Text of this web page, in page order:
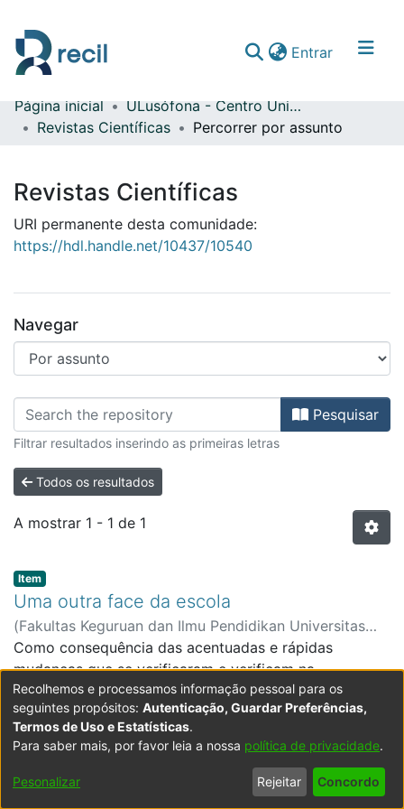
Entrar(current)
Comunidades & Coleções
Página inicial
ULusófona - Centro Universitário do Porto
Revistas Científicas
Percorrer por assunto
Revistas Científicas
URI permanente desta comunidade:
https://hdl.handle.net/10437/10540
Navegar
Percorrer Revistas Científicas por
Pesquisar
Filtrar resultados inserindo as primeiras letras
Todos os resultados
A mostrar 1 - 1 de 1
Item type:
Item,
Uma outra face da escola
(Fakultas Keguruan dan Ilmu Pendidikan Universitas
Labuhanbatu,2011)Rainho, Paula Cristina Ferreira
Centro Universitário Lusófona - Porto
Como consequência das acentuadas e rápidas
mudanças que se verificaram e verificam na
sociedade, as escolas contemporâneas tornaram-se
instituições que ultrapassaram a função escolar e
passaram a proporcionar serviços e a assumir funções
que têm exigido mudanças a vários níveis. O próprio
discurso legal sobre a escola passou a ter em
crescente consideração o multiculturalismo e a
Expandir
Powered by DSpace Copyright © 2003-2026LYRASIS
Política de Termos Contacte-
Recolhemos e processamos informação pessoal para os
seguintes propósitos: Autenticação, Guardar Preferências,
Termos de Uso e Estatísticas.
Para saber mais, por favor leia a nossa política de privacidade.
Pesonalizar Rejeitar Concordo